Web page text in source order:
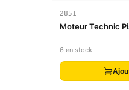
2851
Moteur Technic
6 en stock